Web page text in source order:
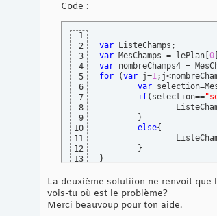
20
21
22
23
24
}
Code :
1
2
3
4
5
6
7
8
9
10
11
12
13
var
var MesChamps = lePlan 0
var nombreChamps4 =
for
(var j=1
var
if( selection==
}
else{
}
}
La deuxième solutiion ne renvoit que
vois-tu où est le problème?
Merci beauvoup pour ton aide.